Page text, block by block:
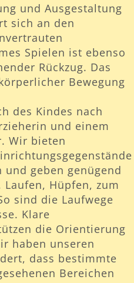
und Ausgestaltung
sich an den
Spielen ist ebenso
Rückzug. Das
Bewegung
des Kindes nach
und einem
Wir bieten
geben genügend
Hüpfen, zum
sind die Laufwege
Klare
die Orientierung
haben unseren
dass bestimmte
Bereichen